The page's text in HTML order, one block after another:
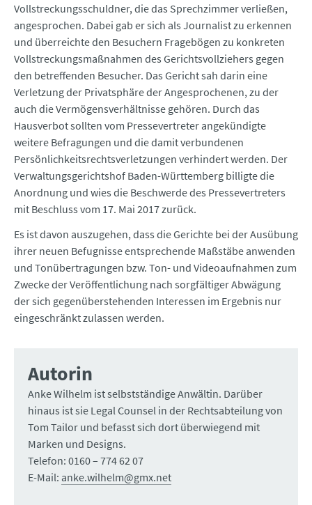
Vollstreckungsschuldner, die das Sprechzimmer verließen,
angesprochen. Dabei gab er sich als Journalist zu erkennen
und überreichte den Besuchern Fragebögen zu konkreten
Vollstreckungsmaßnahmen des Gerichtsvollziehers gegen
den betreffenden Besucher. Das Gericht sah darin eine
Verletzung der Privatsphäre der Angesprochenen, zu der
auch die Vermögensverhältnisse gehören. Durch das
Hausverbot sollten vom Pressevertreter angekündigte
weitere Befragungen und die damit verbundenen
Persönlichkeitsrechtsverletzungen verhindert werden. Der
Verwaltungsgerichtshof Baden-Württemberg billigte die
Anordnung und wies die Beschwerde des Pressevertreters
mit Beschluss vom 17. Mai 2017 zurück.
Es ist davon auszugehen, dass die Gerichte bei der Ausübung
ihrer neuen Befugnisse entsprechende Maßstäbe anwenden
und Tonübertragungen bzw. Ton- und Videoaufnahmen zum
Zwecke der Veröffentlichung nach sorgfältiger Abwägung
der sich gegenüberstehenden Interessen im Ergebnis nur
eingeschränkt zulassen werden.
Autorin
Anke Wilhelm ist selbstständige Anwältin. Darüber
hinaus ist sie Legal Counsel in der Rechtsabteilung von
Tom Tailor und befasst sich dort überwiegend mit
Marken und Designs.
Telefon: 0160 – 774 62 07
E-Mail: anke.wilhelm@gmx.net